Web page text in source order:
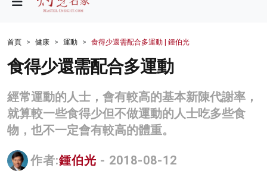
財經
生活
商業
科技
影片
首頁 健康 運動 食得少還需配合多運動 | 鍾伯光
食得少還需配合多運動
經常運動的人士，會有較高的基本新陳代謝率，
就算較一些食得少但不做運動的人士吃多些食
物，也不一定會有較高的體重。
作者:鍾伯光 - 2018-08-12